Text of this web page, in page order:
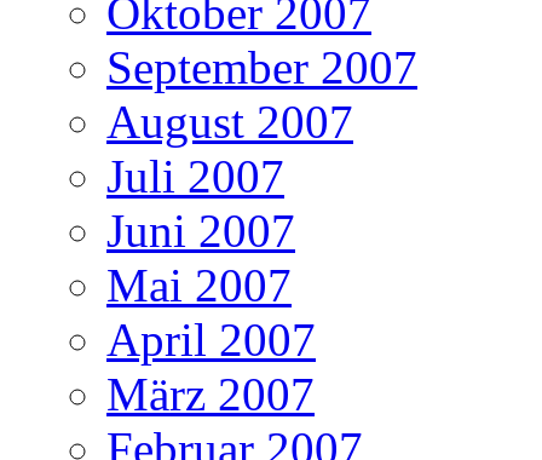
Oktober 2007
September 2007
August 2007
Juli 2007
Juni 2007
Mai 2007
April 2007
März 2007
Februar 2007